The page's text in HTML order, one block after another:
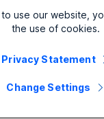
una
per imporre
use our website,
the use of cookies.
Privacy Statement
Change Settings